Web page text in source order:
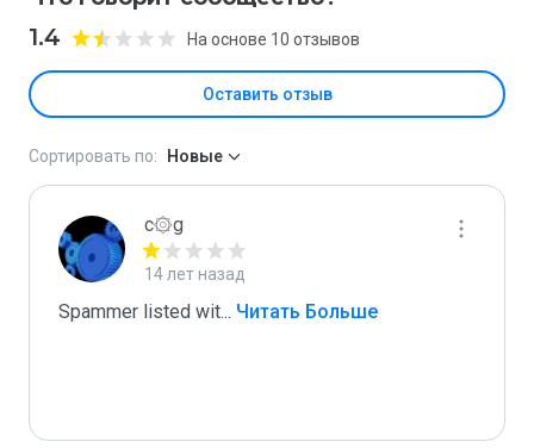
1.4 На основе 10 отзывов
Оставить отзыв
Сортировать по: Новые
c۞g
14 лет назад
Spammer listed wit... Читать Больше